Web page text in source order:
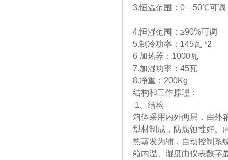
3.恒温范围：0—50℃可
4.恒湿范围：≥90%可调
5.制冷功率：145瓦 *2
6 加热器：1000瓦
7.加湿功率：45瓦
8.净重：200Kg
结构和工作原理：
1、结构
箱体采用内外两层，由外
型材制成，防腐蚀性好。
热蒸发为辅，自动控制系
箱内温、湿度由仪表数字